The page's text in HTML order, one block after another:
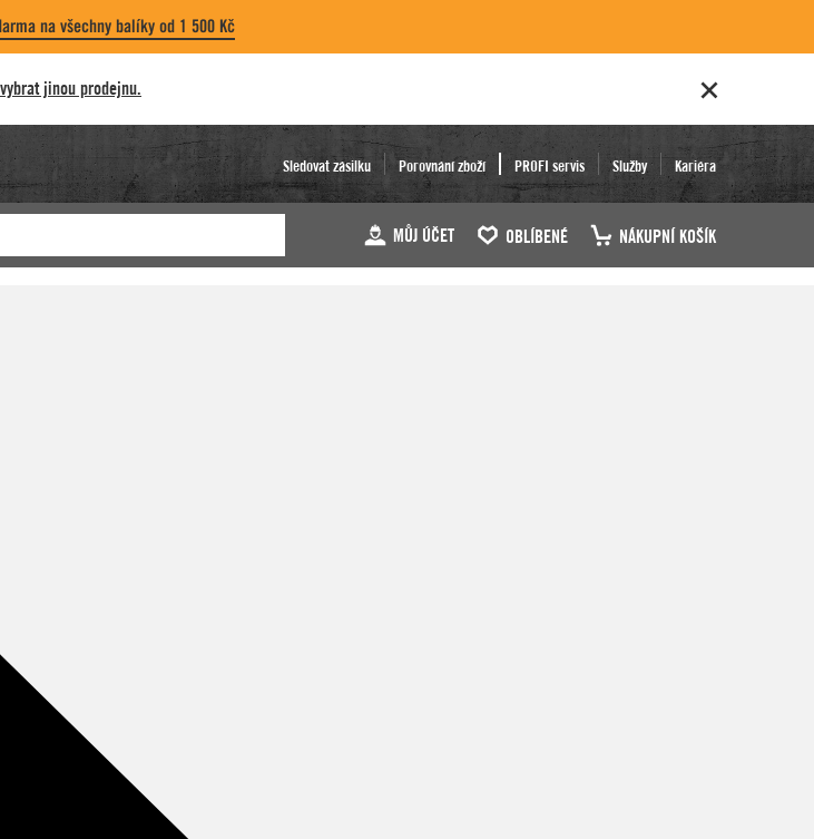
na všechny balíky od 1 500 Kč
jinou prodejnu.
Sledovat zásilku Porovnání zboží PROFI servis Služby Kariéra
MŮJ ÚČET OBLÍBENÉ NÁKUPNÍ KOŠÍK